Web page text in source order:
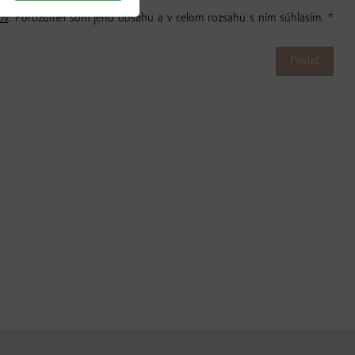
. Porozumel som jeho obsahu a v celom rozsahu s ním súhlasím.*